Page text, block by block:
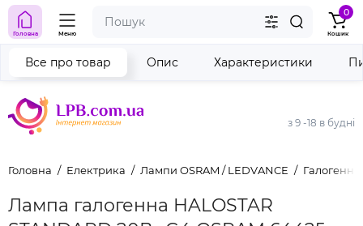
з 9 -18 в будні
Головна Меню
0
Кошик
Головна Електрика Лампи OSRAM / LEDVANCE
Лампа галогенна HALOSTAR
Все про товар Опис Характеристики